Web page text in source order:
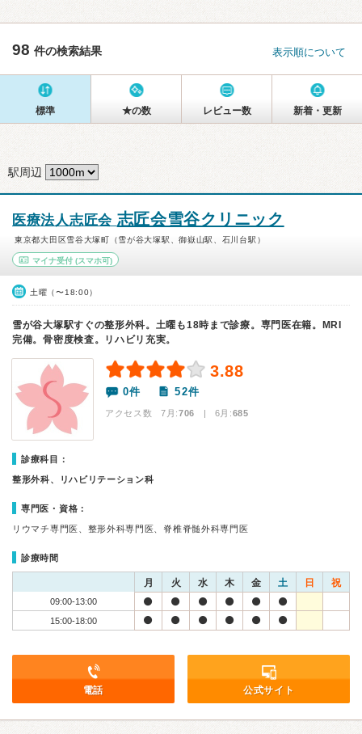
98 件の検索結果 表示順について
標準 ★の数 レビュー数 新着・更新
駅周辺
医療法人志匠会 志匠会雪谷クリニック
東京都大田区雪谷大塚町（雪が谷大塚駅、御嶽山駅、石川台駅）
マイナ受付 (スマホ可)
土曜（〜18:00）
雪が谷大塚駅すぐの整形外科。土曜も18時まで診療。専門医在籍。MRI
完備。骨密度検査。リハビリ充実。
3.88
0件 52件
アクセス数 7月:706 | 6月:685
診療科目：
整形外科、リハビリテーション科
専門医・資格：
リウマチ専門医、整形外科専門医、脊椎脊髄外科専門医
診療時間
月 火 水 木 金 土 日 祝
09:00-13:00
15:00-18:00
電話 公式サイト